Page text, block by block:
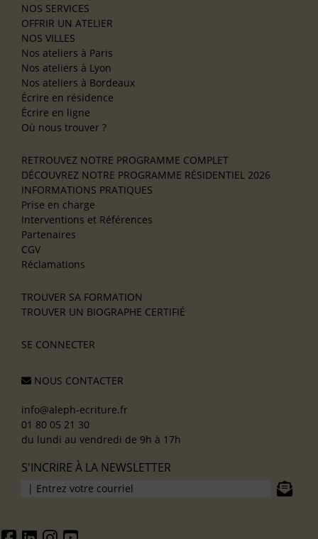
NOS SERVICES
OFFRIR UN ATELIER
NOS VILLES
Nos ateliers à Paris
Nos ateliers à Lyon
Nos ateliers à Bordeaux
Écrire en résidence
Écrire en ligne
Où nous trouver ?
RETROUVEZ NOTRE PROGRAMME COMPLET
DÉCOUVREZ NOTRE PROGRAMME RÉSIDENTIEL 2026
INFORMATIONS PRATIQUES
Prise en charge
Interventions et Références
Partenaires
CGV
Réclamations
TROUVER SA FORMATION
TROUVER UN BIOGRAPHE CERTIFIÉ
SE CONNECTER
NOUS CONTACTER
info@aleph-ecriture.fr
01 80 05 21 30
du lundi au vendredi de 9h à 17h
S'INCRIRE À LA NEWSLETTER